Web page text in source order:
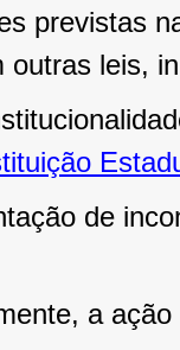
previstas
outras leis,
de
a